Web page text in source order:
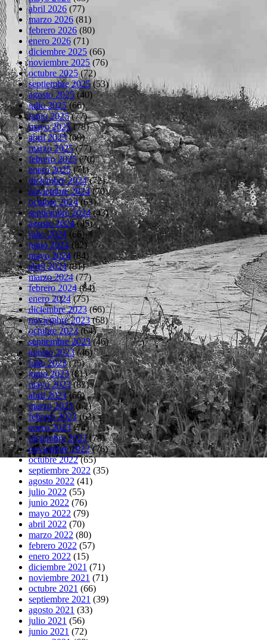
abril 2026 (77)
marzo 2026 (81)
febrero 2026 (80)
enero 2026 (71)
diciembre 2025 (66)
noviembre 2025 (76)
octubre 2025(72)
septiembre 2025(53)
agosto 2025(40)
julio 2025(66)
junio 2025(77)
mayo 2025(78)
abril 2025(69)
marzo 2025(77)
febrero 2025(70)
enero 2025(71)
diciembre 2024(72)
noviembre 2024(70)
octubre 2024(63)
septiembre 2024(43)
agosto 2024(45)
julio 2024 (66)
junio 2024 (82)
mayo 2024 (84)
abril 2024(81)
marzo 2024(77)
febrero 2024(84)
enero 2024(75)
diciembre 2023(66)
noviembre 2023(68)
octubre 2023(64)
septiembre 2023(46)
agosto 2023(46)
julio 2023(75)
junio 2023(81)
mayo 2023(83)
abril 2023(66)
marzo 2023(62)
febrero 2023(63)
enero 2023(74)
diciembre 2022(73)
noviembre 2022(76)
octubre 2022(65)
septiembre 2022 (35)
agosto 2022 (41)
julio 2022 (55)
junio 2022 (76)
mayo 2022 (79)
abril 2022 (70)
marzo 2022 (80)
febrero 2022 (57)
enero 2022 (15)
diciembre 2021 (71)
noviembre 2021 (71)
octubre 2021 (66)
septiembre 2021 (39)
agosto 2021 (33)
julio 2021 (56)
junio 2021 (72)